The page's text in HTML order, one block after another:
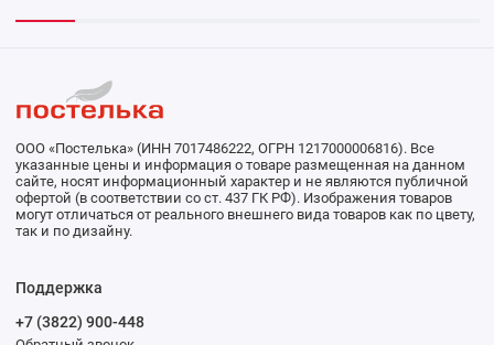
ООО «Постелька» (ИНН 7017486222, ОГРН 1217000006816). Все
указанные цены и информация о товаре размещенная на данном
сайте, носят информационный характер и не являются публичной
офертой (в соответствии со ст. 437 ГК РФ). Изображения товаров
могут отличаться от реального внешнего вида товаров как по цвету,
так и по дизайну.
Поддержка
+7 (3822) 900-448